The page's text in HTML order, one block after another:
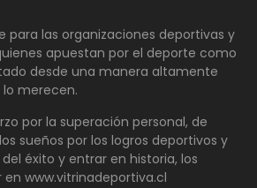
para las organizaciones deportivas y
apuestan por el deporte como
desde una manera altamente
merecen.
por la superación personal, de
sueños por los logros deportivos y
éxito y entrar en historia, los
www.vitrinadeportiva.cl